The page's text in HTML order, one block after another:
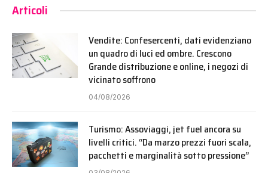
Articoli
Vendite: Confesercenti, dati evidenziano
un quadro di luci ed ombre. Crescono
Grande distribuzione e online, i negozi di
vicinato soffrono
04/08/2026
Turismo: Assoviaggi, jet fuel ancora su
livelli critici. “Da marzo prezzi fuori scala,
pacchetti e marginalità sotto pressione”